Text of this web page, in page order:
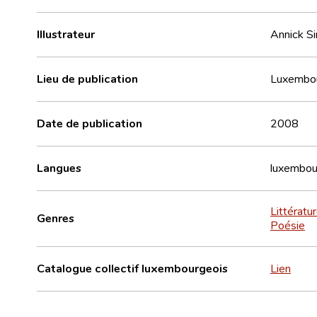
Illustrateur Annick
Lieu de publication
Date de publication 2008
Langues
Genres
Poésie
Catalogue collectif luxembourgeois Lien